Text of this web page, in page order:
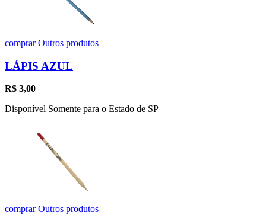
comprarOutros produtos
LÁPIS AZUL
R$ 3,00
Disponível Somente para o Estado de SP
comprarOutros produtos